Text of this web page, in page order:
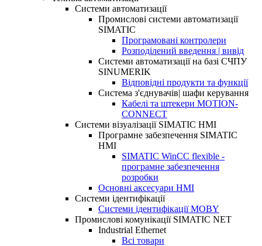
Системи автоматизації
Промислові системи автоматизації
SIMATIC
Програмовані контролери
Розподілений введення | вивід
Системи автоматизації на базі СЧПУ
SINUMERIK
Відповідні продукти та функції
Система з'єднувачів| шафи керування
Кабелі та штекери MOTION-
CONNECT
Системи візуалізації SIMATIC HMI
Програмне забезпечення SIMATIC
HMI
SIMATIC WinCC flexible -
програмне забезпечення
розробки
Основні аксесуари HMI
Системи ідентифікації
Системи ідентифікації MOBY
Промислові комунікації SIMATIC NET
Industrial Ethernet
Всі товари